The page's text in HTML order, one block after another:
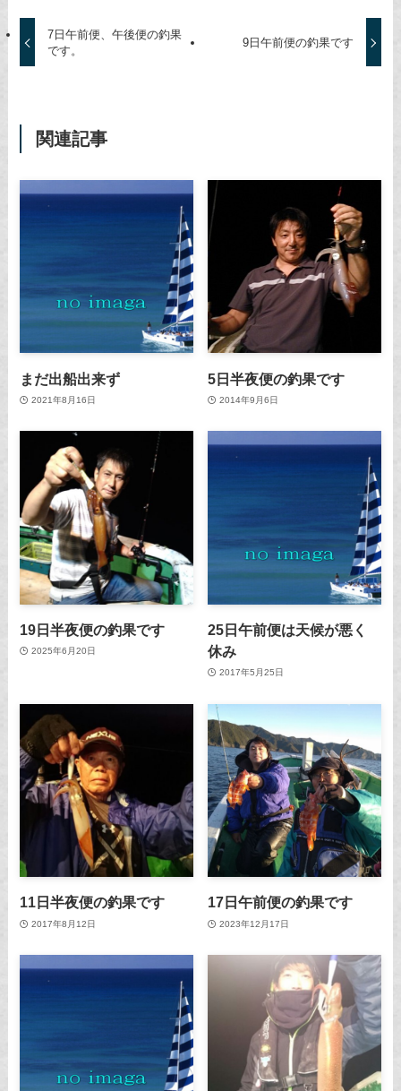
7日午前便、午後便の釣果
です。
9日午前便の釣果です
関連記事
まだ出船出来ず
2021年8月16日
5日半夜便の釣果です
2014年9月6日
19日半夜便の釣果です
2025年6月20日
25日午前便は天候が悪く
休み
2017年5月25日
11日半夜便の釣果です
2017年8月12日
17日午前便の釣果です
2023年12月17日